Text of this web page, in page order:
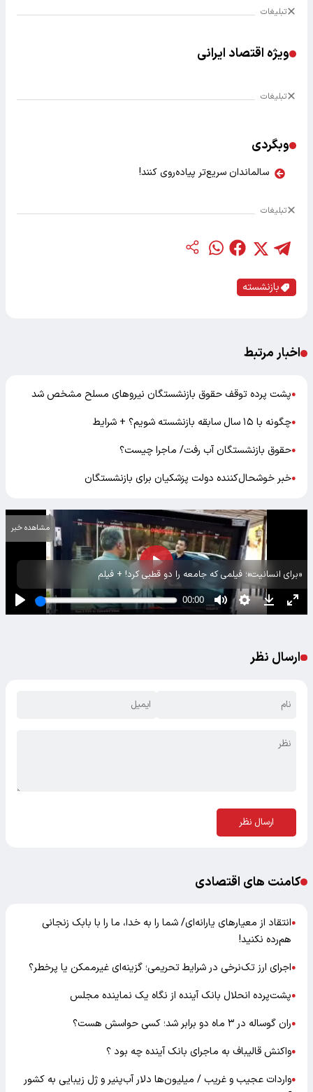
تبلیغات
ویژه اقتصاد ایرانی
تبلیغات
وبگردی
سالماندان سریع‌تر پیاده‌روی کنند!
تبلیغات
بازنشسته
اخبار مرتبط
●پشت پرده توقف حقوق بازنشستگان نیروهای مسلح مشخص شد
●چگونه ​با ۱۵ سال سابقه بازنشسته شویم؟ + شرایط
●حقوق بازنشستگان آب رفت/ ماجرا چیست؟
●خبر خوشحال‌کننده دولت پزشکیان برای بازنشستگان
«برای انسانیت»؛ فیلمی که جامعه را دو قطبی کرد! + فیلم
مشاهده خبر
ارسال نظر
ارسال نظر
کامنت های اقتصادی
●انتقاد از معیارهای یارانه‌ای/ شما را به خدا، ما را با بابک زنجانی
هم‌رده نکنید!
●اجرای ارز تک‌نرخی در شرایط تحریمی؛ گزینه‌ای غیرممکن یا پرخطر؟
●پشت‌پرده انحلال بانک آینده از نگاه یک نماینده مجلس
●ران گوساله در ۳ ماه دو برابر شد؛ کسی حواسش هست؟
●واکنش قالیباف به ماجرای بانک آینده چه بود ؟
●واردات عجیب و غریب / میلیون‌ها دلار آب‌پنیر و ژل زیبایی به کشور